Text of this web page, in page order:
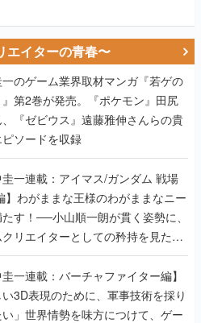
エイターの青春〜
のゲーム業界取材マンガ『若ゲの
第2巻が発売。『ポケモン』田尻
『ゼビウス』遠藤雅伸さんらの貴
ソードを収録
圭一連載：アイマス/ガンダム 戦場
】わがままな王様のわがままなニー
す！──小山順一朗が貫く姿勢に、
リエイターとしての矜持を見た
いたり最終回】
圭一連載：バーチャファイター編】
い3D表現のために、軍事技術を採り
い」世界情勢を味方につけて、ゲー